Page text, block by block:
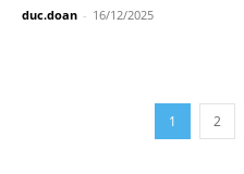
duc.doan - 16/12/2025
1 2